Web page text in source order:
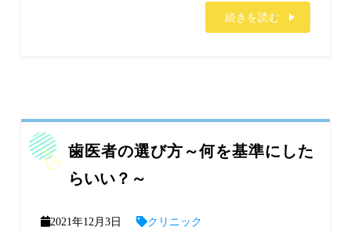
続きを読む
歯医者の選び方～何を基準にした
らいい？～
2021年12月3日 クリニック